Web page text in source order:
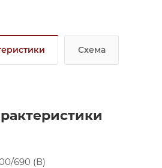
Схема
690 (В)